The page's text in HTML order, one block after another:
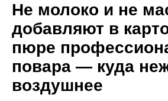
Не молоко и не
добавляют в
пюре
повара — куда
воздушнее